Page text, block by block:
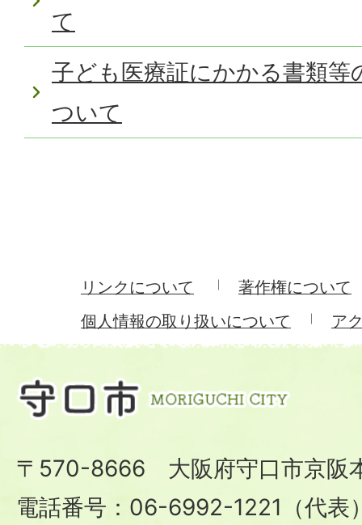
て
子ども医療証にかかる書類等
ついて
リンクについて
著作権について
個人情報の取り扱いについて
ア
〒570-8666 大阪府守口市京阪
電話番号：06-6992-1221（代表